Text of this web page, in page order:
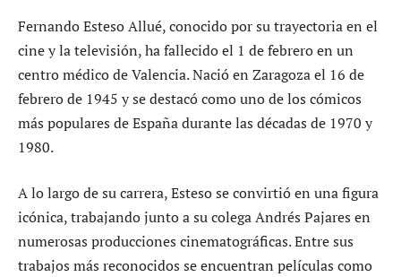
Fernando Esteso Allué, conocido por su trayectoria en el
cine y la televisión, ha fallecido el 1 de febrero en un
centro médico de Valencia. Nació en Zaragoza el 16 de
febrero de 1945 y se destacó como uno de los cómicos
más populares de España durante las décadas de 1970 y
1980.
A lo largo de su carrera, Esteso se convirtió en una figura
icónica, trabajando junto a su colega Andrés Pajares en
numerosas producciones cinematográficas. Entre sus
trabajos más reconocidos se encuentran películas como